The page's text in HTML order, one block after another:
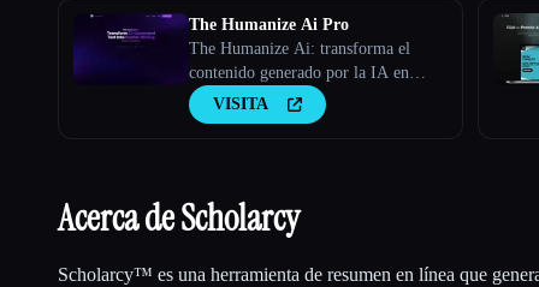
The Humanize Ai Pro
The Humanize Ai: transforma el
contenido generado por la IA en
escritura humana
VISITA
Acerca de Scholarcy
Scholarcy™ es una herramienta de resumen en línea que